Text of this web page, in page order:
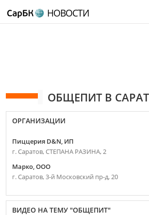
НОВОСТИ
ОБЩЕПИТ В
ОРГАНИЗАЦИИ
Пиццерия D&N, ИП
г. Саратов, СТЕПАНА РАЗИНА, 2
Марко, ООО
г. Саратов, 3-й Московский пр-д, 20
ВИДЕО НА ТЕМУ "ОБЩЕПИТ"